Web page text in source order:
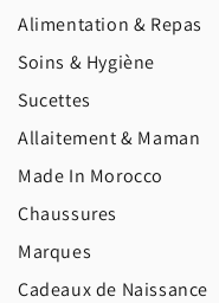
Alimentation & Repas
Soins & Hygiène
Sucettes
Allaitement & Maman
Made In Morocco
Chaussures
Marques
Cadeaux de Naissance